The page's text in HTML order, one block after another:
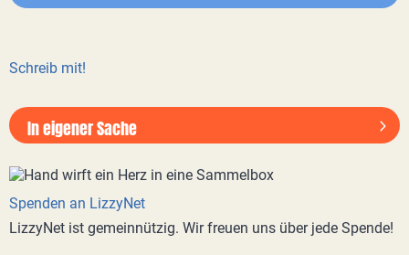
Schreib mit!
In eigener Sache
Spenden an LizzyNet
LizzyNet ist gemeinnützig. Wir freuen uns über jede Spende!